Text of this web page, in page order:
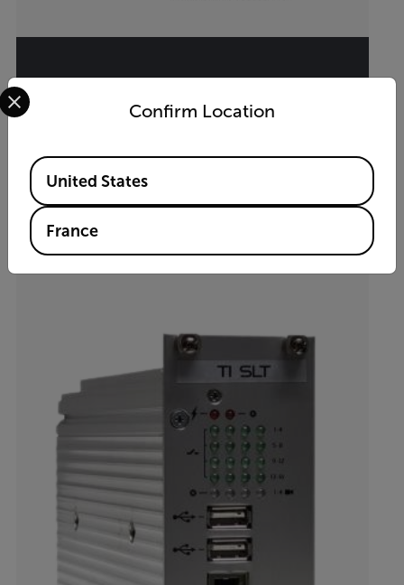
VIP-HD
caméras IP
VOIR LE PRODUIT
Confirm Location
Select your preferred country and language from the
Available Locations
United States
France